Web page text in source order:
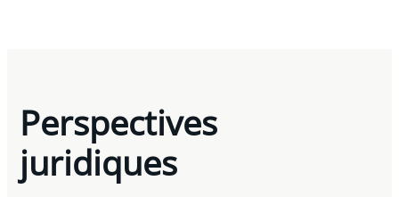
Perspectives
juridiques